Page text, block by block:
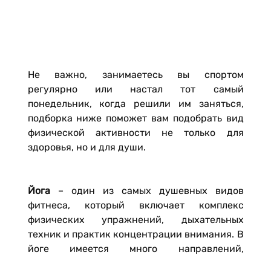
Не важно, занимаетесь вы спортом
регулярно или настал тот самый
понедельник, когда решили им заняться,
подборка ниже поможет вам подобрать вид
физической активности не только для
здоровья, но и для души.
Йога– один из самых душевных видов
фитнеса, который включает комплекс
физических упражнений, дыхательных
техник и практик концентрации внимания. В
йоге имеется много направлений,